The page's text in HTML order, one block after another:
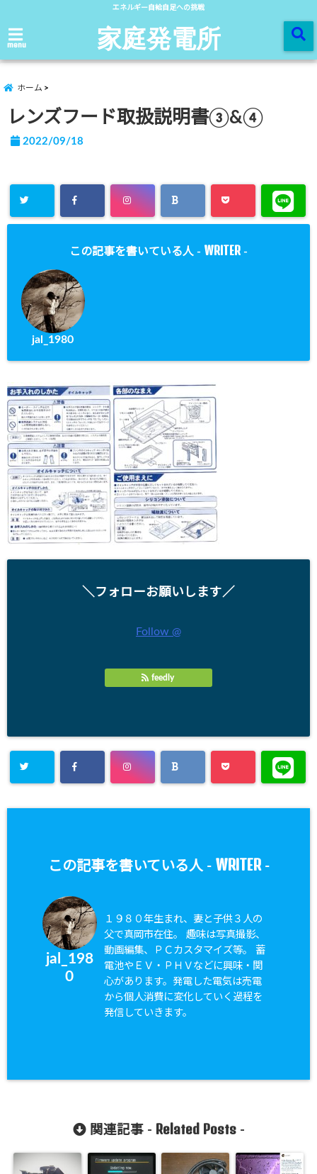
エネルギー自給自足への挑戦
menu 家庭発電所
ホーム
レンズフード取扱説明書③&④
2022/09/18
この記事を書いている人 - WRITER -
jal_1980
＼フォローお願いします／
Follow @
feedly
この記事を書いている人 - WRITER-
jal_198
0
１９８０年生まれ、妻と子供３人の
父で真岡市在住。 趣味は写真撮影、
動画編集、ＰＣカスタマイズ等。 蓄
電池やＥＶ・ＰＨＶなどに興味・関
心があります。発電した電気は売電
から個人消費に変化していく過程を
発信していきます。
関連記事 - Related Posts-